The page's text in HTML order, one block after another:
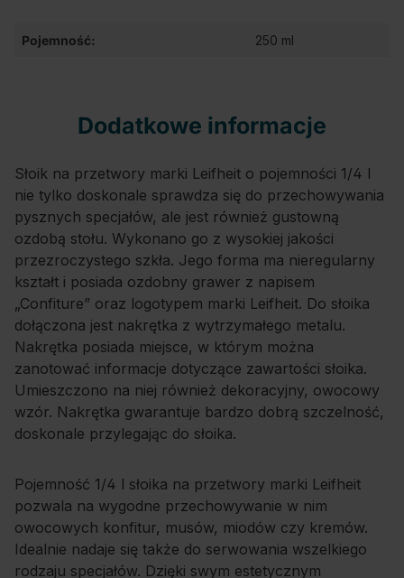
Pojemność: 250 ml
Dodatkowe informacje
Słoik na przetwory marki Leifheit o pojemności 1/4 l
nie tylko doskonale sprawdza się do przechowywania
pysznych specjałów, ale jest również gustowną
ozdobą stołu. Wykonano go z wysokiej jakości
przezroczystego szkła. Jego forma ma nieregularny
kształt i posiada ozdobny grawer z napisem
„Confiture” oraz logotypem marki Leifheit. Do słoika
dołączona jest nakrętka z wytrzymałego metalu.
Nakrętka posiada miejsce, w którym można
zanotować informacje dotyczące zawartości słoika.
Umieszczono na niej również dekoracyjny, owocowy
wzór. Nakrętka gwarantuje bardzo dobrą szczelność,
doskonale przylegając do słoika.
Pojemność 1/4 l słoika na przetwory marki Leifheit
pozwala na wygodne przechowywanie w nim
owocowych konfitur, musów, miodów czy kremów.
Idealnie nadaje się także do serwowania wszelkiego
rodzaju specjałów. Dzięki swym estetycznym